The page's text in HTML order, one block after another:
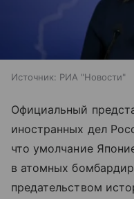
Источник: РИА "Новости"
Официальный
иностранных дел
что умолчание
в атомных
предательством